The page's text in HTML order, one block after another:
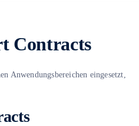
Contracts
Anwendungsbereichen eingesetzt,